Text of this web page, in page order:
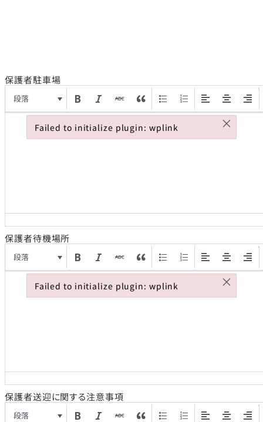
保護者駐車場
段落
保護者待機場所
段落
保護者送迎に関する注意事項
段落
Failed to initialize plugin: wplink ×
Failed to initialize plugin: wplink
Failed to initialize plugin: wplink ×
Failed to initialize plugin: wplink